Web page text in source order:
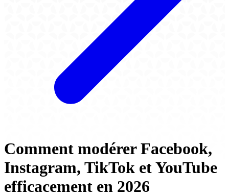
Comment modérer Facebook,
Instagram, TikTok et YouTube
efficacement en 2026